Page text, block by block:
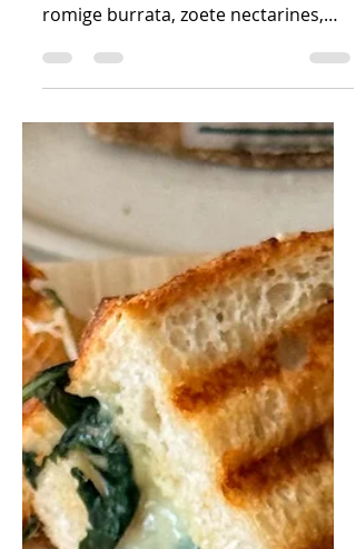
Sommige ingrediënten lijken voor
elkaar gemaakt. Krokante toast,
pistachenoten. En doe daar nog een
drizzle hete honing over en die
maakt het echt heerlijk! Hij geeft een
subtiele pittige toets aan het geheel.
Elke hap is fris, romig, zoet, hartig en
een klein beetje pittig. Deze toast
smaakt zalig zolang de nectarines en
perziken in het seizoen zijn.
Ingrediënten: Ingrediëntenlijst 1 wit
stokbrood of 4 dikke sneden wit z